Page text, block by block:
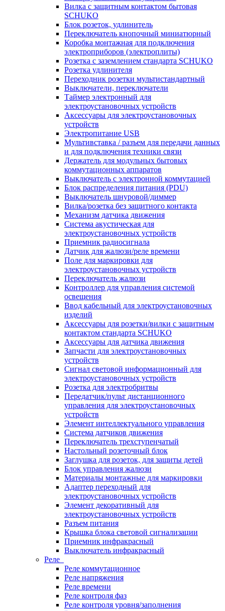
Вилка с защитным контактом бытовая
SCHUKO
Блок розеток, удлинитель
Переключатель кнопочный миниатюрный
Коробка монтажная для подключения
электроприборов (электроплиты)
Розетка с заземлением стандарта SCHUKO
Розетка удлинителя
Переходник розетки мультистандартный
Выключатели, переключатели
Таймер электронный для
электроустановочных устройств
Аксессуары для электроустановочных
устройств
Электропитание USB
Мультивставка / разъем для передачи данных
и для подключения техники связи
Держатель для модульных бытовых
коммутационных аппаратов
Выключатель с электронной коммутацией
Блок распределения питания (PDU)
Выключатель шнуровой/диммер
Вилка/розетка без защитного контакта
Механизм датчика движения
Система акустическая для
электроустановочных устройств
Приемник радиосигнала
Датчик для жалюзи/реле времени
Поле для маркировки для
электроустановочных устройств
Переключатель жалюзи
Контроллер для управления системой
освещения
Ввод кабельный для электроустановочных
изделий
Аксессуары для розетки/вилки с защитным
контактом стандарта SCHUKO
Аксессуары для датчика движения
Запчасти для электроустановочных
устройств
Сигнал световой информационный для
электроустановочных устройств
Розетка для электробритвы
Передатчик/пульт дистанционного
управления для электроустановочных
устройств
Элемент интеллектуального управления
Система датчиков движения
Переключатель трехступенчатый
Настольный розеточный блок
Заглушка для розеток, для защиты детей
Блок управления жалюзи
Материалы монтажные для маркировки
Адаптер переходный для
электроустановочных устройств
Элемент декоративный для
электроустановочных устройств
Разъем питания
Крышка блока световой сигнализации
Приемник инфракрасный
Выключатель инфракрасный
Реле
Реле коммутационное
Реле напряжения
Реле времени
Реле контроля фаз
Реле контроля уровня/заполнения